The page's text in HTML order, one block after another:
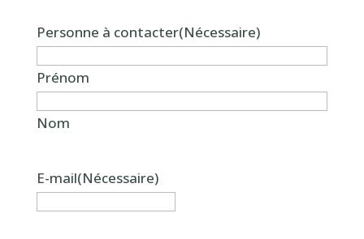
Personne à contacter(Nécessaire)
Prénom
Nom
E-mail(Nécessaire)